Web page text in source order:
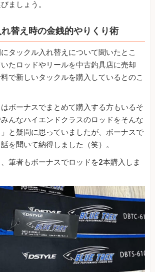
ましょう。
替え時の金銭的やりくり術
タックル入れ替えについて聞いたとこ
たロッドやリールを中古釣具店に売却
で新しいタックルを購入しているとのこ
ボーナスでまとめて購入する方もいるそ
んなハイエンドクラスのロッドをそんな
と疑問に思っていましたが、ボーナスで
を聞いて納得しました（笑）。
筆者もボーナスでロッドを2本購入しま